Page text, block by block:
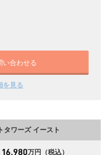
い合わせる
を見る
タワーズ イースト
万円（税込）